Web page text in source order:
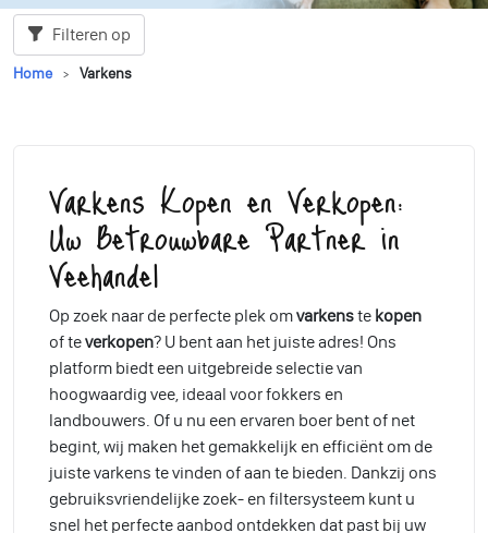
Filteren op
Home Varkens
Varkens Kopen en Verkopen:
Uw Betrouwbare Partner in
Veehandel
Op zoek naar de perfecte plek omvarkenste kopen
of teverkopen? U bent aan het juiste adres! Ons
platform biedt een uitgebreide selectie van
hoogwaardig vee, ideaal voor fokkers en
landbouwers. Of u nu een ervaren boer bent of net
begint, wij maken het gemakkelijk en efficiënt om de
juiste varkens te vinden of aan te bieden. Dankzij ons
gebruiksvriendelijke zoek- en filtersysteem kunt u
snel het perfecte aanbod ontdekken dat past bij uw